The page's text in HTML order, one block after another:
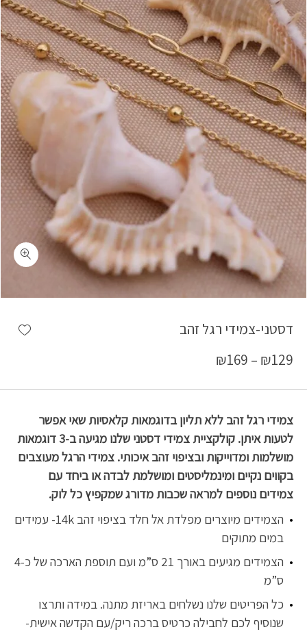
דסטני-צמידי רגל זהב
₪129
–
₪169
צמידי רגל זהב ללא תליון בדוגמאות קלאסיות שאי אפשר
לטעות איתן. קולקציית צמידי דסטני שלנו מגיעה ב-3 דוגמאות
מושלמות ומדוייקות ובציפוי זהב איכותי. צמידי הרגל מעוצבים
בקווים נקיים ומינמליסטים ומושלמת לבדה או ביחד עם
צמידים נוספים למראה שכבות מדורג שמקפיץ כל לוק.
הצמידים מיוצרים מפלדת אל חלד בציפוי זהב 14k- עמידים
במים מתוקים
הצמידים מגיעים באורך 21 ס”מ ועם תוספת הארכה של כ-4
ס”מ
כל הפריטים שלנו נשלחים באריזת מתנה. במידה ותרצו
שנוסיף לכם לחבילה כרטיס ברכה ריק/עם הקדשה אישית-